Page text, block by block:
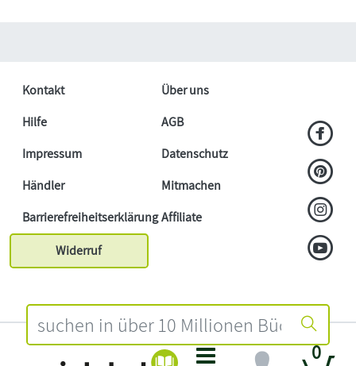
0
Kontakt
Über uns
Hilfe
AGB
Impressum
Datenschutz
Händler
Mitmachen
BarrierefreiheitserklärungAffiliate
Widerruf